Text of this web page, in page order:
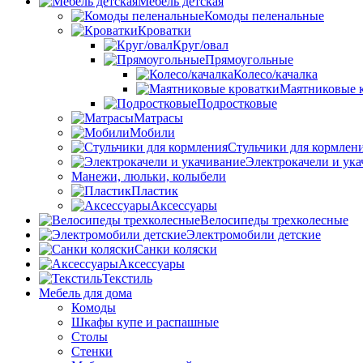
Комоды пеленальные
Кроватки
Круг/овал
Прямоугольные
Колесо/качалка
Маятниковые
Подростковые
Матрасы
Мобили
Стульчики для
Электрокачели и
Манежи, люльки, колыбели
Пластик
Аксессуары
Велосипеды трехколесные
Электромобили детские
Санки коляски
Аксессуары
Текстиль
Мебель для дома
Комоды
Шкафы купе и распашные
Столы
Стенки